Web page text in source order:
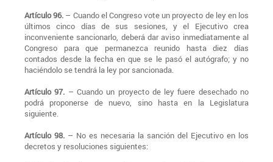
Artículo 96. – Cuando el Congreso vote un proyecto de ley en los
últimos cinco días de sus sesiones, y el Ejecutivo crea
inconveniente sancionarlo, deberá dar aviso inmediatamente al
Congreso para que permanezca reunido hasta diez días
contados desde la fecha en que se le pasó el autógrafo; y no
haciéndolo se tendrá la ley por sancionada.
Artículo 97. – Cuando un proyecto de ley fuere desechado no
podrá proponerse de nuevo, sino hasta en la Legislatura
siguiente.
Artículo 98. – No es necesaria la sanción del Ejecutivo en los
decretos y resoluciones siguientes: